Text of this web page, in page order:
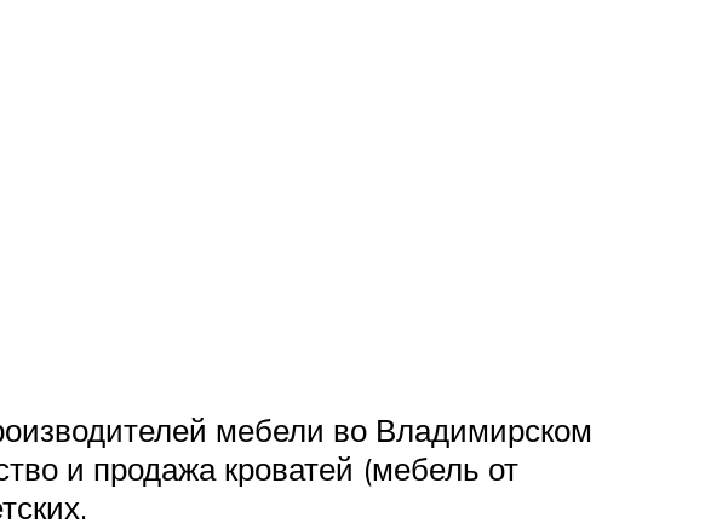
мебели во Владимирском
и продажа кроватей (мебель от